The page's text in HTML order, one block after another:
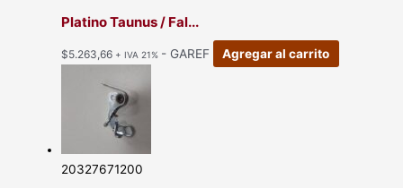
Platino Taunus / Fal...
$5.263,66 + IVA 21% - GAREF Agregar al carrito
20327671200